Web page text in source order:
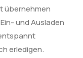
übernehmen
und Ausladen
erledigen.